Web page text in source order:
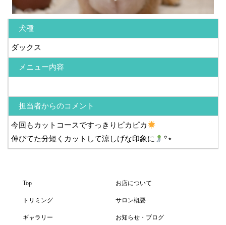
犬種
ダックス
メニュー内容
担当者からのコメント
今回もカットコースですっきりピカピカ
伸びてた分短くカットして涼しげな印象に
꙳⋆
Top お店について
トリミング サロン概要
ギャラリー お知らせ・ブログ